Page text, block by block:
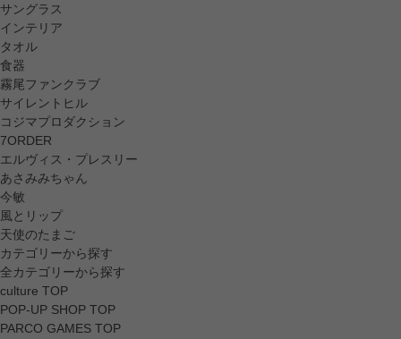
サングラス
インテリア
タオル
食器
霧尾ファンクラブ
サイレントヒル
コジマプロダクション
7ORDER
エルヴィス・プレスリー
あさみみちゃん
今敏
風とリップ
天使のたまご
カテゴリーから探す
全カテゴリーから探す
culture TOP
POP-UP SHOP TOP
PARCO GAMES TOP